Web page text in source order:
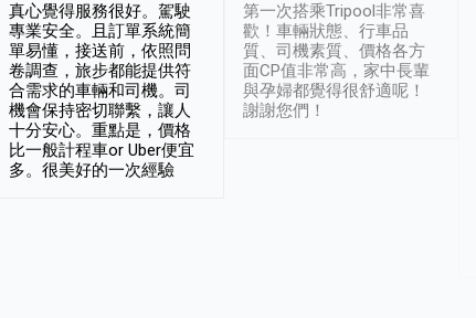
真心覺得服務很好。駕駛
專業安全。且訂單系統簡
單易懂，接送前，依照問
卷調查，旅步都能提供符
合需求的車輛和司機。司
機會保持密切聯繫，讓人
十分安心。重點是，價格
比一般計程車or Uber便宜
多。很美好的一次經驗
第一次搭乘Tripool非常喜
歡！車輛狀態、行車品
質、司機素質、價格各方
面CP值非常高，家中長輩
與孕婦都覺得很舒適呢！
謝謝您們！